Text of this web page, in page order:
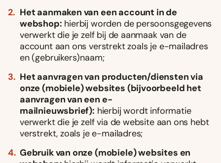
Het aanmaken van een account in de
webshop: hierbij worden de persoonsgegevens
verwerkt die je zelf bij de aanmaak van de
account aan ons verstrekt zoals je e-mailadres
en (gebruikers)naam;
Het aanvragen van producten/diensten via
onze (mobiele) websites (bijvoorbeeld het
aanvragen van een e-
mailnieuwsbrief): hierbij wordt informatie
verwerkt die je zelf via de website aan ons hebt
verstrekt, zoals je e-mailadres;
Gebruik van onze (mobiele) websites en